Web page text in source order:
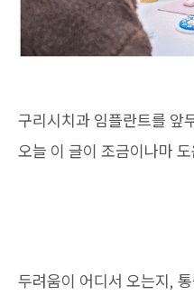
구리시치과 임플란트를 앞
오늘 이 글이 조금이나마
두려움이 어디서 오는지,